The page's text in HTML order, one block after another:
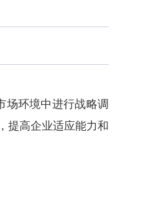
场环境中进行战略调
提高企业适应能力和